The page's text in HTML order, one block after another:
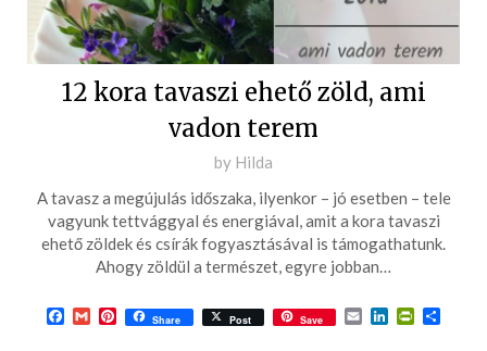
12 kora tavaszi ehető zöld, ami
vadon terem
Posted
03-
13
by Hilda
A tavasz a megújulás időszaka, ilyenkor – jó esetben – tele
vagyunk tettvággyal és energiával, amit a kora tavaszi
ehető zöldek és csírák fogyasztásával is támogathatunk.
Ahogy zöldül a természet, egyre jobban…
Facebook
GmailPinterest
Share Post Save EmailLinkedIn